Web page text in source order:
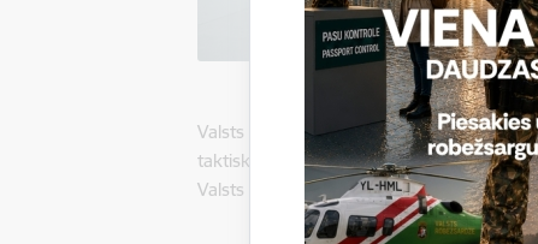
Valsts robežsardzes 2023.gada
taktiskās apmācības centrā (Rēzeknē,
Valsts robežsardzes koledžas